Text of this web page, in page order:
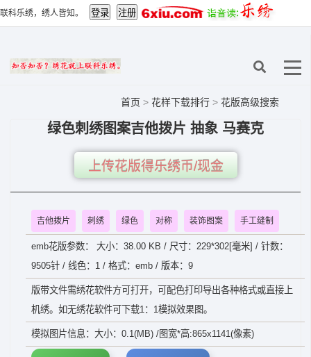
联科乐绣，绣人皆知。
首页 > 花样下载排行 > 花版高级搜索
绿色刺绣图案吉他拨片 抽象 马赛克
上传花版得乐绣币/现金
吉他拨片 刺绣 绿色 对称 装饰图案 手工缝制
emb花版参数： 大小：38.00 KB / 尺寸：229*302[毫米] / 针数：
9505针 / 线色：1 / 格式：emb / 版本：9
版带文件需绣花软件方可打开，可配色打印导出各种格式或直接上
机绣。如无绣花软件可下载1：1模拟效果图。
模拟图片信息：大小：0.1(MB) /图宽*高:865x1141(像素)